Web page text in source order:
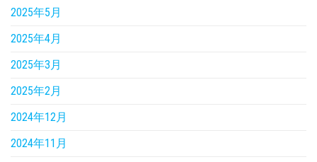
2025年5月
2025年4月
2025年3月
2025年2月
2024年12月
2024年11月